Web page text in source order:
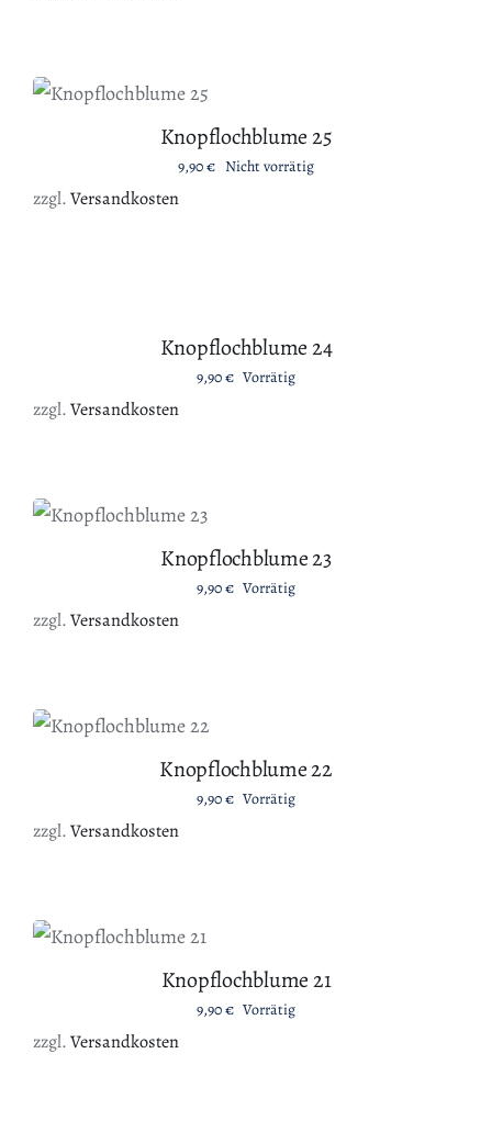
Knopflochblume 25
9,90€ Nicht vorrätig
zzgl.Versandkosten
Knopflochblume 24
9,90€ Vorrätig
zzgl.Versandkosten
Knopflochblume 23
9,90€ Vorrätig
zzgl.Versandkosten
Knopflochblume 22
9,90€ Vorrätig
zzgl.Versandkosten
Knopflochblume 21
9,90€ Vorrätig
zzgl.Versandkosten